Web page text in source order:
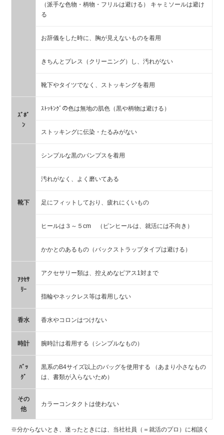
（派手な色物・柄物・フリルは避ける） キャミソールは避け
る
お辞儀をした時に、胸が見えないものを着用
きちんとプレス（クリーニング）し、汚れがない
靴下やタイツでなく、ストッキングを着用
ｽﾞﾎﾞ
ﾝ
ｽﾄｯｷﾝｸﾞの色は無地の肌色（黒や柄物は避ける）
ストッキングに伝染・たるみがない
靴下
シンプルな黒のパンプスを着用
汚れがなく、よく磨いてある
足にフィットしており、疲れにくいもの
ヒールは３～５cm （ピンヒールは、就活には不向き）
かかとのあるもの（バックストラップタイプは避ける）
ｱｸｾｻ
ﾘｰ
アクセサリー類は、控えめなピアス1対まで
指輪やネックレス等は着用しない
香水 香水やコロンはつけない
時計 腕時計は着用する（シンプルなもの）
ﾊﾞｯ
ｸﾞ
黒系のB4サイズ以上のバッグを使用する （あまり小さなもの
は、書類が入らないため）
その
他
カラーコンタクトは使わない
※分からないとき、迷ったときには、当社社員（＝就活のプロ）に相談く